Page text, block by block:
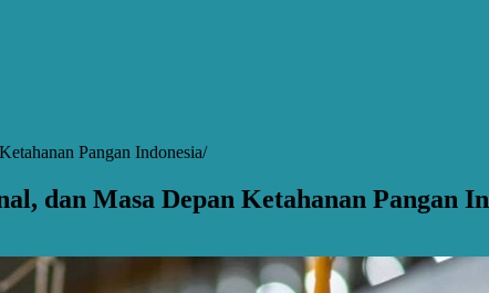
Pangan Indonesia
dan Masa Depan Ketahanan Pangan